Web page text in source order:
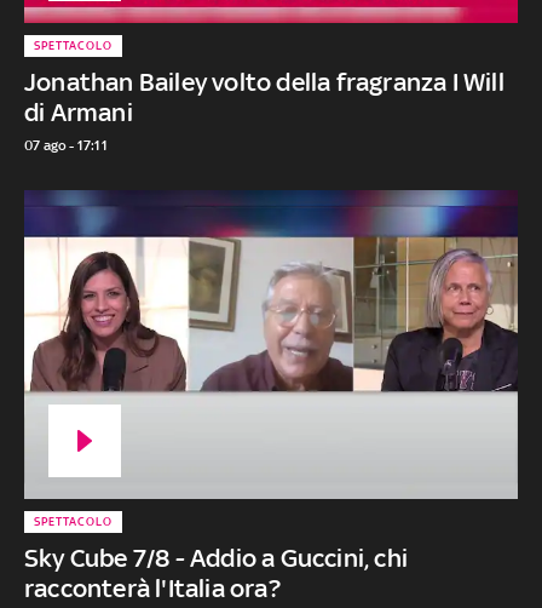
Jonathan Bailey volto della fragranza I Will
di Armani
SPETTACOLO
07 ago - 17:11
Sky Cube 7/8 - Addio a Guccini, chi
racconterà l'Italia ora?
SPETTACOLO